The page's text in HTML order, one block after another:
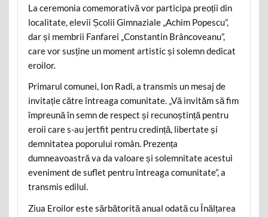
La ceremonia comemorativă vor participa preoții din
localitate, elevii Școlii Gimnaziale „Achim Popescu”,
dar și membrii Fanfarei „Constantin Brâncoveanu”,
care vor susține un moment artistic și solemn dedicat
eroilor.
Primarul comunei, Ion Radi, a transmis un mesaj de
invitație către întreaga comunitate. „Vă invităm să fim
împreună în semn de respect și recunoștință pentru
eroii care s-au jertfit pentru credință, libertate și
demnitatea poporului român. Prezența
dumneavoastră va da valoare și solemnitate acestui
eveniment de suflet pentru întreaga comunitate”, a
transmis edilul.
Ziua Eroilor este sărbătorită anual odată cu Înălțarea